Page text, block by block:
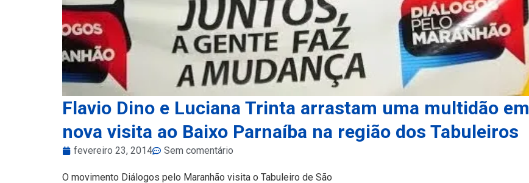
Flavio Dino e Luciana Trinta arrastam uma multidão em
nova visita ao Baixo Parnaíba na região dos Tabuleiros
fevereiro 23, 2014 Sem comentário
O movimento Diálogos pelo Maranhão visita o Tabuleiro de São